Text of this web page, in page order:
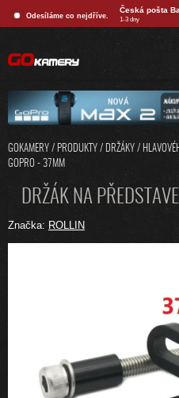
Odesíláme co nejdříve.
Česká pošta
1-3 dny
GOKAMERY / PRODUKTY / DRŽÁKY /
GOPRO - 37MM
DRŽÁK NA
Značka: ROLLIN